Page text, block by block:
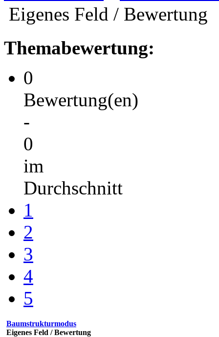
Eigenes Feld / Bewertung
Themabewertung:
0
Bewertung(en)
-
0
im
Durchschnitt
1
2
3
4
5
Baumstrukturmodus
Eigenes Feld / Bewertung